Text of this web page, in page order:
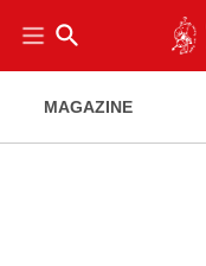
search
MAGAZINE